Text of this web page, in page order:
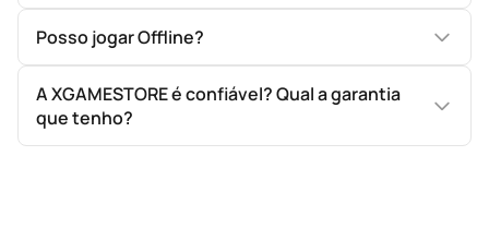
Posso jogar Offline?
A XGAMESTORE é confiável? Qual a garantia
que tenho?